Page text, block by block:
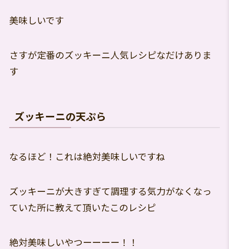
美味しいです
さすが定番のズッキーニ人気レシピなだけありま
す
ズッキーニの天ぷら
なるほど！これは絶対美味しいですね
ズッキーニが大きすぎて調理する気力がなくなっ
ていた所に教えて頂いたこのレシピ
絶対美味しいやつーーーー！！